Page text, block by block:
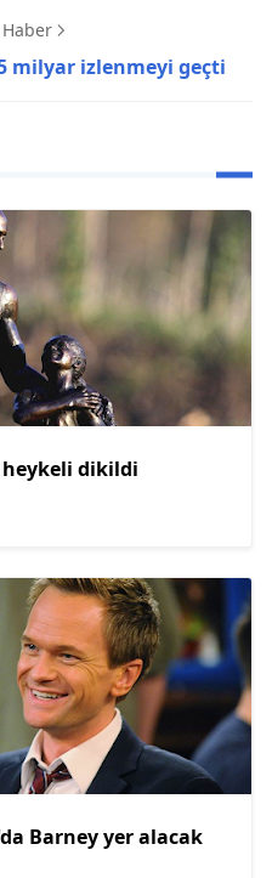
milyar izlenmeyi geçti
heykeli dikildi
Barney yer alacak